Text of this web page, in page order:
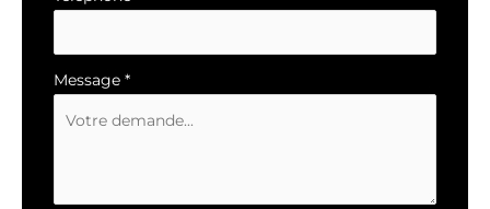
Message *